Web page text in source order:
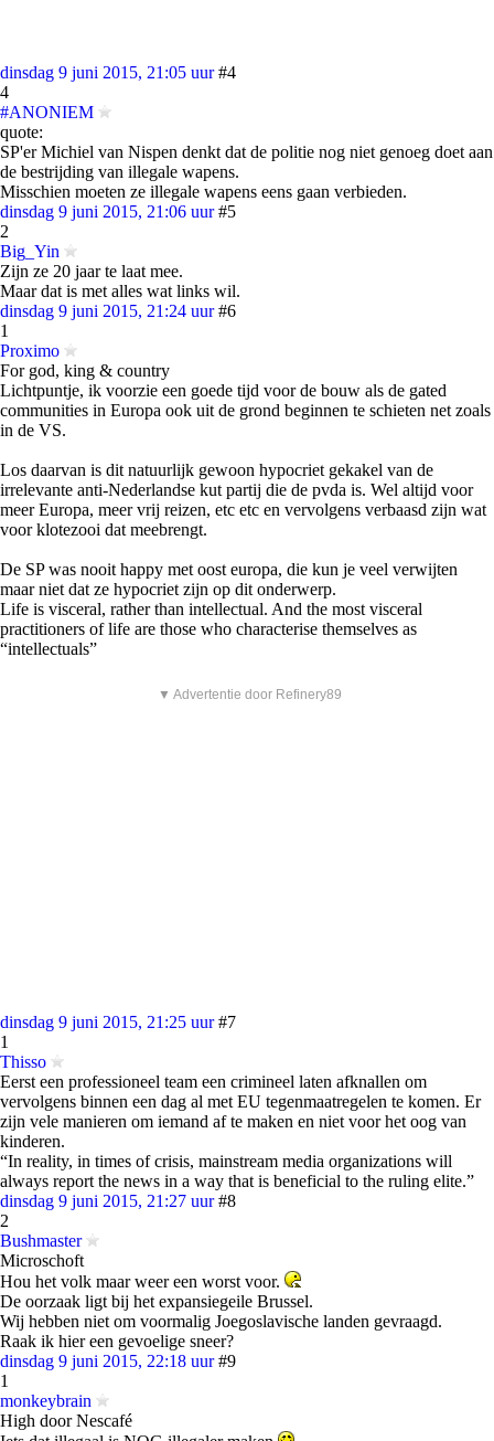
dinsdag 9 juni 2015, 21:05 uur #4
4
#ANONIEM
quote:
SP'er Michiel van Nispen denkt dat de politie nog niet genoeg doet aan
de bestrijding van illegale wapens.
Misschien moeten ze illegale wapens eens gaan verbieden.
dinsdag 9 juni 2015, 21:06 uur #5
2
Big_Yin
Zijn ze 20 jaar te laat mee.
Maar dat is met alles wat links wil.
dinsdag 9 juni 2015, 21:24 uur #6
1
Proximo
For god, king & country
Lichtpuntje, ik voorzie een goede tijd voor de bouw als de gated
communities in Europa ook uit de grond beginnen te schieten net zoals
in de VS.
Los daarvan is dit natuurlijk gewoon hypocriet gekakel van de
irrelevante anti-Nederlandse kut partij die de pvda is. Wel altijd voor
meer Europa, meer vrij reizen, etc etc en vervolgens verbaasd zijn wat
voor klotezooi dat meebrengt.
De SP was nooit happy met oost europa, die kun je veel verwijten
maar niet dat ze hypocriet zijn op dit onderwerp.
Life is visceral, rather than intellectual. And the most visceral
practitioners of life are those who characterise themselves as
“intellectuals”
▼ Advertentie door Refinery89
dinsdag 9 juni 2015, 21:25 uur #7
1
Thisso
Eerst een professioneel team een crimineel laten afknallen om
vervolgens binnen een dag al met EU tegenmaatregelen te komen. Er
zijn vele manieren om iemand af te maken en niet voor het oog van
kinderen.
“In reality, in times of crisis, mainstream media organizations will
always report the news in a way that is beneficial to the ruling elite.”
dinsdag 9 juni 2015, 21:27 uur #8
2
Bushmaster
Microschoft
Hou het volk maar weer een worst voor.
De oorzaak ligt bij het expansiegeile Brussel.
Wij hebben niet om voormalig Joegoslavische landen gevraagd.
Raak ik hier een gevoelige sneer?
dinsdag 9 juni 2015, 22:18 uur #9
1
monkeybrain
High door Nescafé